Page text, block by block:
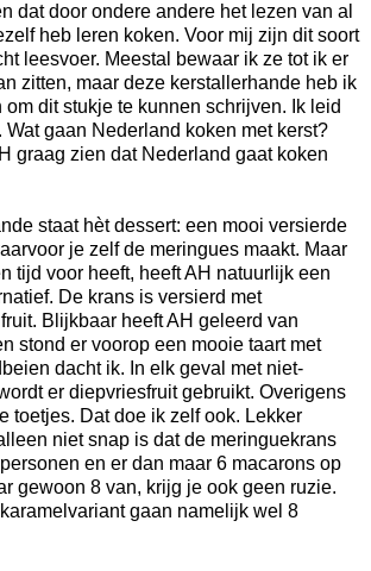
dat door ondere andere het lezen van al
heb leren koken. Voor mij zijn dit soort
leesvoer. Meestal bewaar ik ze tot ik er
zitten, maar deze kerstallerhande heb ik
dit stukje te kunnen schrijven. Ik leid
gaan Nederland koken met kerst?
graag zien dat Nederland gaat koken
staat hèt dessert: een mooi versierde
je zelf de meringues maakt. Maar
tijd voor heeft, heeft AH natuurlijk een
De krans is versierd met
Blijkbaar heeft AH geleerd van
stond er voorop een mooie taart met
dacht ik. In elk geval met niet-
er diepvriesfruit gebruikt. Overigens
toetjes. Dat doe ik zelf ook. Lekker
niet snap is dat de meringuekrans
en er dan maar 6 macarons op
gewoon 8 van, krijg je ook geen ruzie.
gaan namelijk wel 8